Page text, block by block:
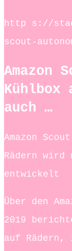
http s://
scout-
Amazon
Kühlbox
auch …
Amazon
Rädern wird
entwickelt
Über den
2019
auf Rädern,